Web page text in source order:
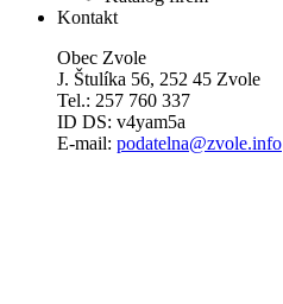
Kontakt
Obec Zvole
J. Štulíka 56, 252 45 Zvole
Tel.: 257 760 337
ID DS: v4yam5a
E-mail: podatelna@zvole.info